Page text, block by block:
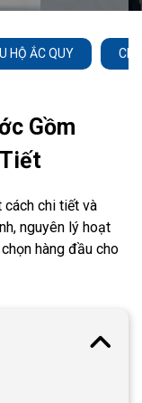
HỘ ẮC QUY
Gồm
cách chi tiết và
nguyên lý hoạt
hàng đầu cho